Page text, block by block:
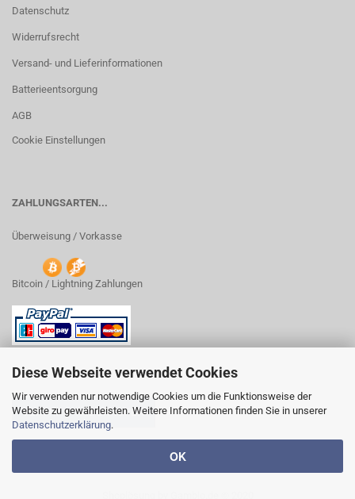
Diese Webseite verwendet Cookies
Wir verwenden nur notwendige Cookies um die Funktionsweise der
Website zu gewährleisten. Weitere Informationen finden Sie in unserer
Datenschutzerklärung.
OK
Datenschutz
Widerrufsrecht
Versand- und Lieferinformationen
Batterieentsorgung
AGB
Cookie Einstellungen
ZAHLUNGSARTEN...
Überweisung / Vorkasse
Bitcoin / Lightning Zahlungen
VERTRAG WIDERRUFEN